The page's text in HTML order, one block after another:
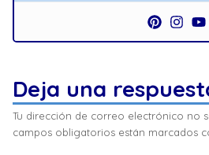
Deja una
Tu dirección de correo electrónico no
campos obligatorios están marcados